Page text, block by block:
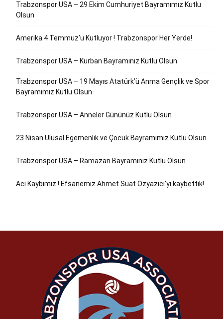
Trabzonspor USA – 29 Ekim Cumhuriyet Bayramımız Kutlu
Olsun
Amerika 4 Temmuz’u Kutluyor ! Trabzonspor Her Yerde!
Trabzonspor USA – Kurban Bayramınız Kutlu Olsun
Trabzonspor USA – 19 Mayıs Atatürk’ü Anma Gençlik ve Spor
Bayramımız Kutlu Olsun
Trabzonspor USA – Anneler Gününüz Kutlu Olsun
23 Nisan Ulusal Egemenlik ve Çocuk Bayramımız Kutlu Olsun
Trabzonspor USA – Ramazan Bayramınız Kutlu Olsun
Acı Kaybımız ! Efsanemiz Ahmet Suat Özyazıcı’yı kaybettik!